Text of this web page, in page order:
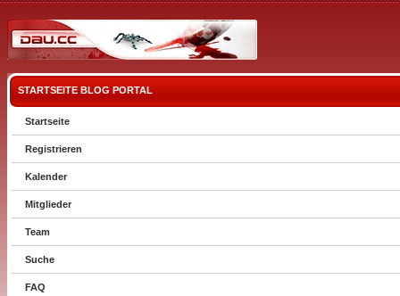
STARTSEITE BLOG PORTAL
Startseite
Registrieren
Kalender
Mitglieder
Team
Suche
FAQ